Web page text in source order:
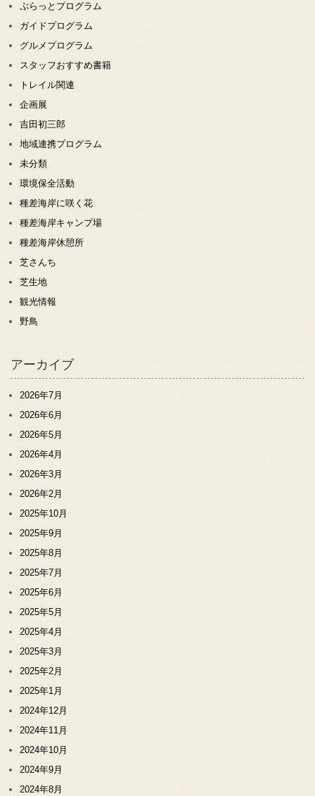
ぷらっとプログラム
ガイドプログラム
グルメプログラム
スタッフおすすめ書籍
トレイル関連
企画展
吉田初三郎
地域連携プログラム
未分類
環境保全活動
種差海岸に咲く花
種差海岸キャンプ場
種差海岸休憩所
芝さんち
芝生地
観光情報
野鳥
アーカイブ
2026年7月
2026年6月
2026年5月
2026年4月
2026年3月
2026年2月
2025年10月
2025年9月
2025年8月
2025年7月
2025年6月
2025年5月
2025年4月
2025年3月
2025年2月
2025年1月
2024年12月
2024年11月
2024年10月
2024年9月
2024年8月